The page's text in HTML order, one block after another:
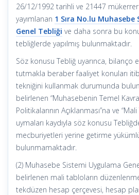
26/12/1992 tarihli ve 21447 mükerrer
yayımlanan 1 Sıra No.lu
Genel Tebliği ve daha sonra bu
tebliğlerde yapılmış bulunmaktadır.
Söz konusu Tebliğ uyarınca, bilanço
tutmakla beraber faaliyet konuları
tekniğini kullanmak durumunda
belirlenen “Muhasebenin Temel
Politikalarının Açıklanması”na ve
uymaları kaydıyla söz konusu
mecburiyetleri yerine getirme
bulunmamaktadır.
(2) Muhasebe Sistemi Uygulama
belirlenen mali tabloların
tekdüzen hesap çerçevesi, hesap